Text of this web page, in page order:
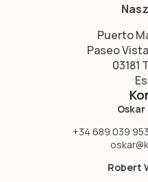
Puerto
Paseo
03181
Oskar
+34 689 039
Robert